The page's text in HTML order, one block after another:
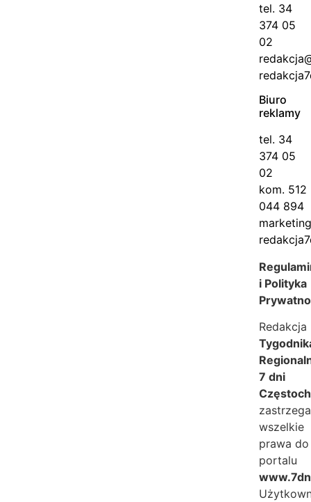
tel. 34
374 05
02
Biuro
reklamy
tel. 34
374 05
02
kom. 512
044 894
i Polityka
Redakcja
7 dni
zastrzega
wszelkie
prawa do
portalu